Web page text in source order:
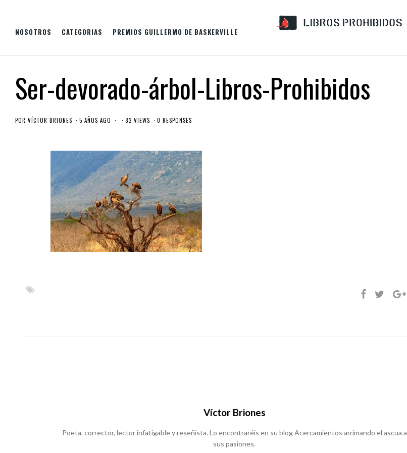
NOSOTROS CATEGORIAS PREMIOS GUILLERMO DE BASKERVILLE
Ser-devorado-árbol-Libros-Prohibidos
POR VÍCTOR BRIONES 5 AÑOS AGO 82 VIEWS 0 RESPONSES
Víctor Briones
Poeta, corrector, lector infatigable y reseñista. Lo encontraréis en su blog Acercamientos arrimando el ascua a
sus pasiones.